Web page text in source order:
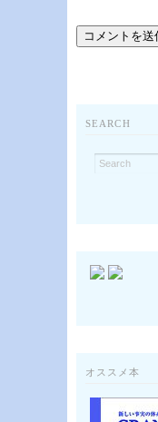
SEARCH
オススメ本